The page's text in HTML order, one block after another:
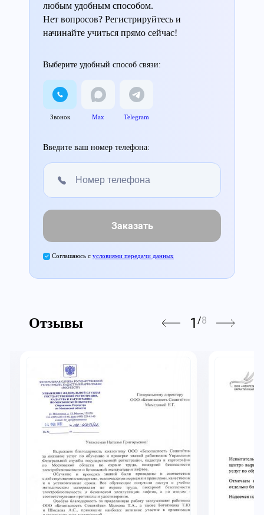
любым удобным способом.
Нет вопросов? Регистрируйтесь и
начинайте учиться прямо сейчас!
Выберите удобный способ связи:
Звонок Max Telegram
Введите ваш номер телефона:
Заказать
Соглашаюсь с условиями передачи данных
Отзывы 1 /8